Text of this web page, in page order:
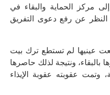
مركز الحماية والبقاء في
عن رفع دعوى التفريق
عينيها لم تستطع ترك بيت
بالبقاء، ونتيجة لذلك حاصرها
وتمت عقوبته عقوبة الإيذاء